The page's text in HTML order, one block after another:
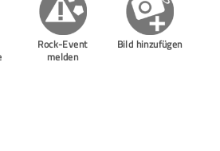
Rock-Event
melden
Bild hinzufügen